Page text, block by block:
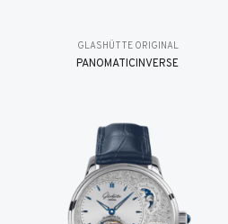
GLASHÜTTE ORIGINAL
PANOMATICINVERSE